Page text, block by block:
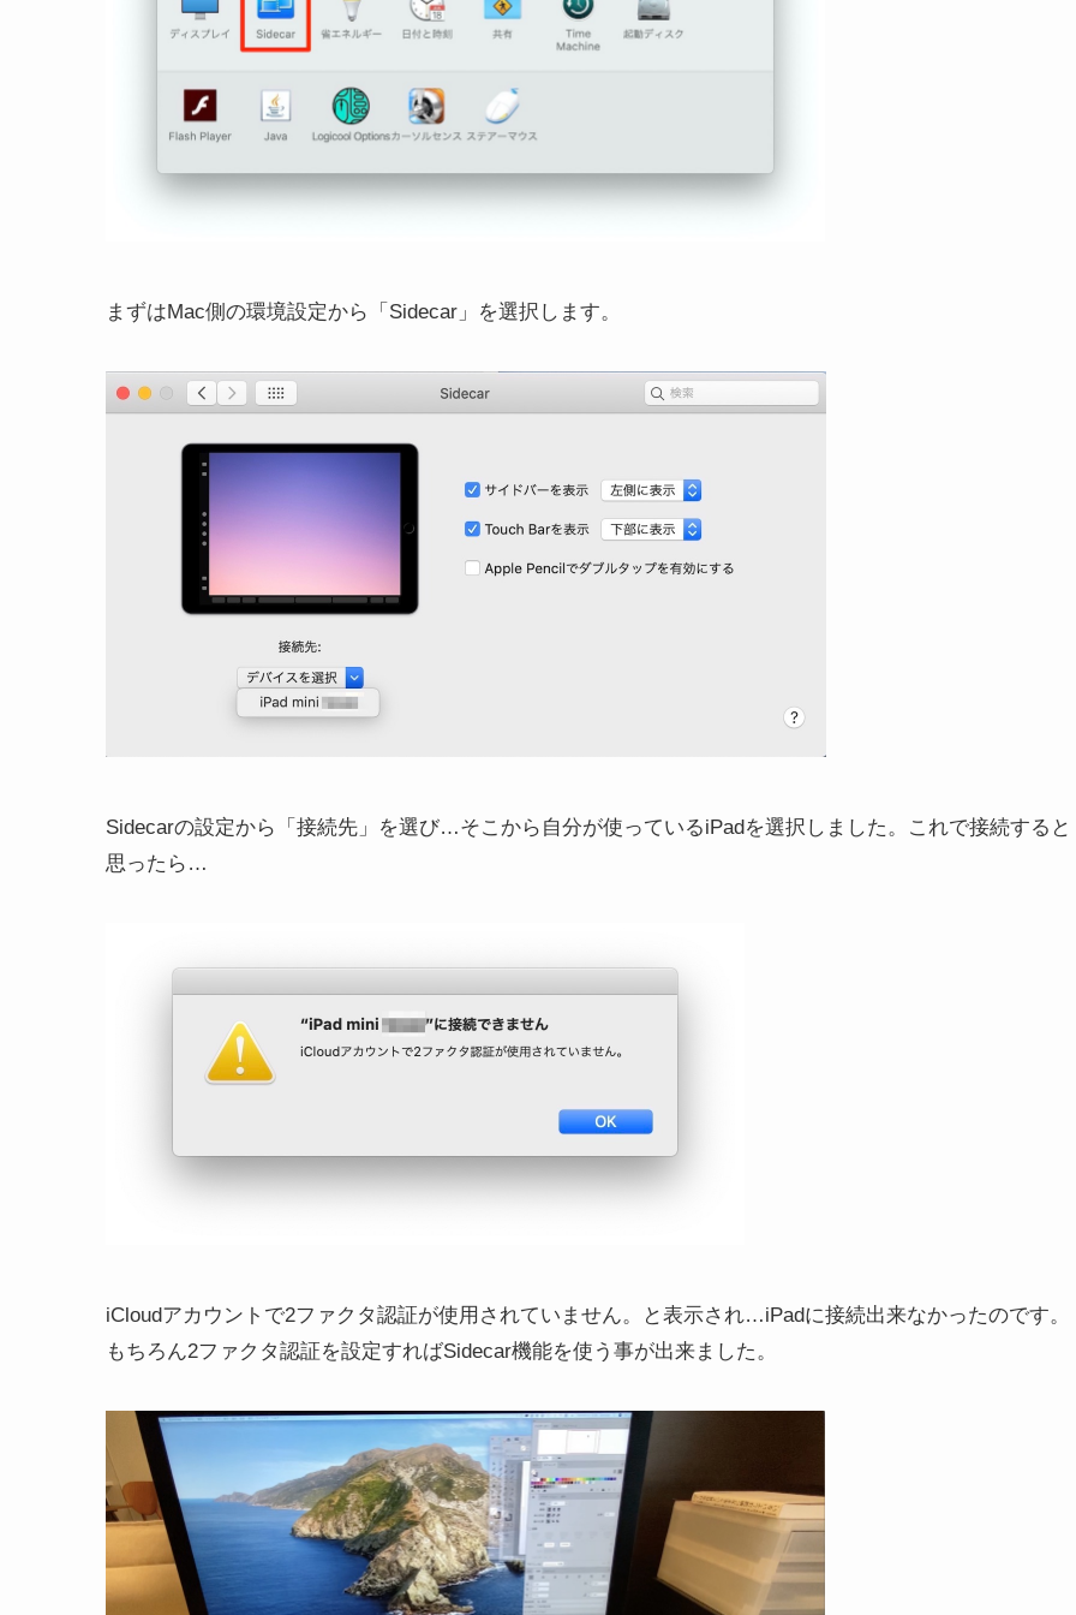
まずはMac側の環境設定から「Sidecar」を選択します。
Sidecarの設定から「接続先」を選び…そこから自分が使っているiPadを選択しました。これで接続すると
思ったら…
iCloudアカウントで2ファクタ認証が使用されていません。と表示され…iPadに接続出来なかったのです。
もちろん2ファクタ認証を設定すればSidecar機能を使う事が出来ました。